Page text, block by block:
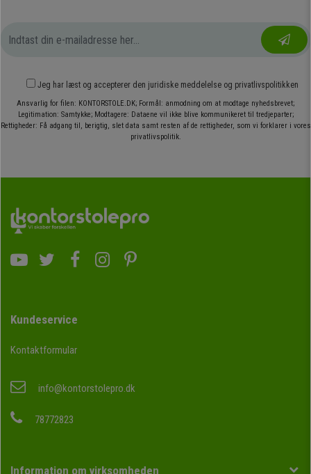
Jeg har læst og accepterer den juridiske meddelelse og privatlivspolitikken
Ansvarlig for filen: KONTORSTOLE.DK; Formål: anmodning om at modtage nyhedsbrevet;
Legitimation: Samtykke; Modtagere: Dataene vil ikke blive kommunikeret til tredjeparter;
Rettigheder: Få adgang til, berigtig, slet data samt resten af de rettigheder, som vi forklarer i vores
privatlivspolitik.
Kundeservice
Kontaktformular
info@kontorstolepro.dk
78772823
Information om virksomheden